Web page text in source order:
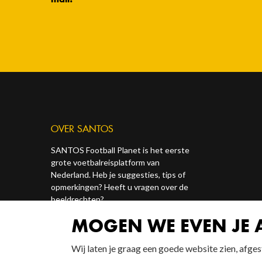
OVER SANTOS
SANTOS Football Planet is het eerste
grote voetbalreisplatform van
Nederland. Heb je suggesties, tips of
opmerkingen? Heeft u vragen over de
beeldrechten?
Contact ons via onze socials of via
redactie@santosonline.nl
MOGEN WE EVEN JE
Wij laten je graag een goede website zien,